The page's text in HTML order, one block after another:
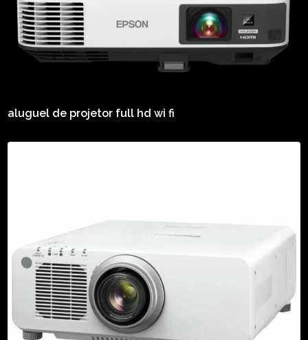
aluguel de projetor full hd wi fi